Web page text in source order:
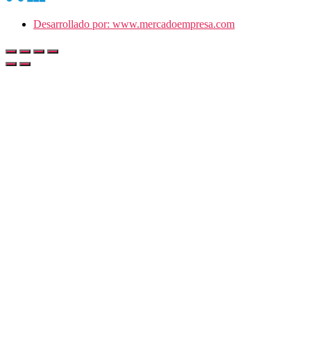
Desarrollado por: www.mercadoempresa.com